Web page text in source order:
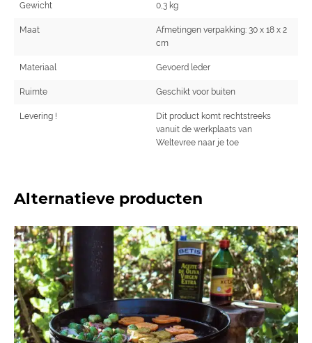
Gewicht 0,3 kg
Maat
Afmetingen verpakking: 30 x 18 x 2
cm
Materiaal Gevoerd leder
Ruimte Geschikt voor buiten
Levering !
Dit product komt rechtstreeks
vanuit de werkplaats van
Weltevree naar je toe
Alternatieve producten